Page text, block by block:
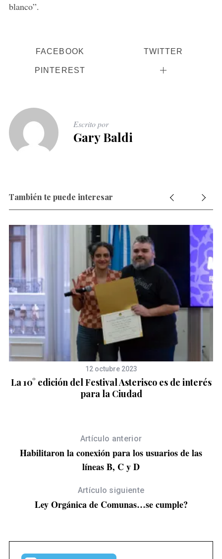
blanco”.
FACEBOOK TWITTER
PINTEREST
Escrito por
Gary Baldi
También te puede interesar
12 octubre 2023
La 10° edición del Festival Asterisco es de interés
para la Ciudad
Artículo anterior
Habilitaron la conexión para los usuarios de las
líneas B, C y D
Artículo siguiente
Ley Orgánica de Comunas…se cumple?
c
f
o
r
: